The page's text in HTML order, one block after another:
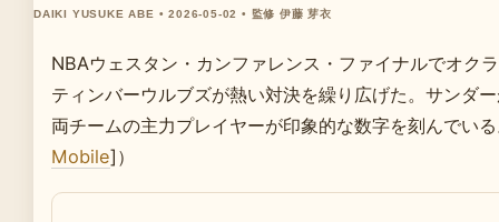
DAIKI YUSUKE ABE • 2026-05-02 • 監修 伊藤 芽衣
NBAウェスタン・カンファレンス・ファイナルでオク
ティンバーウルブズが熱い対決を繰り広げた。サンダ
両チームの主力プレイヤーが印象的な数字を刻んでい
Mobile]）